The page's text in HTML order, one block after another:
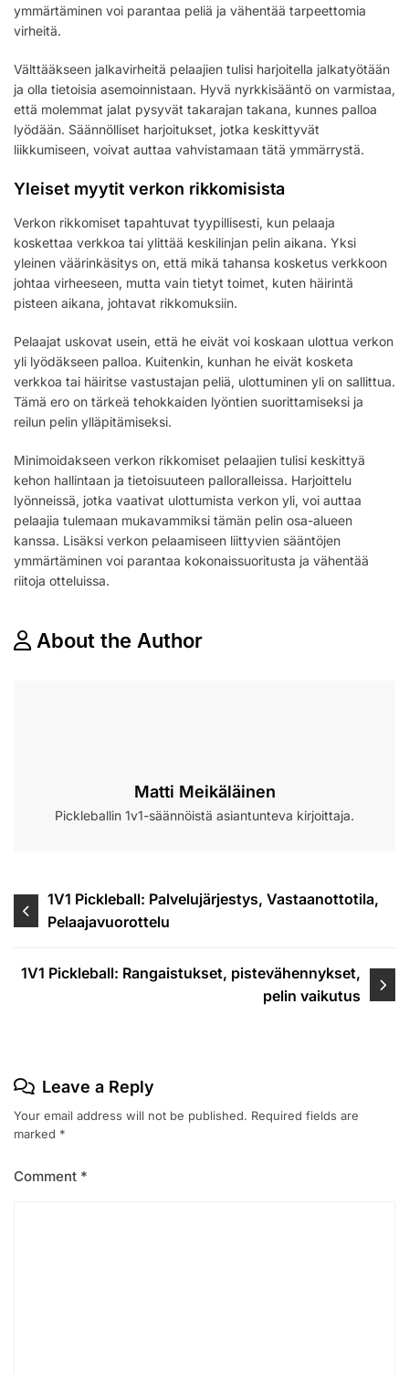
ymmärtäminen voi parantaa peliä ja vähentää tarpeettomia
virheitä.
Välttääkseen jalkavirheitä pelaajien tulisi harjoitella jalkatyötään
ja olla tietoisia asemoinnistaan. Hyvä nyrkkisääntö on varmistaa,
että molemmat jalat pysyvät takarajan takana, kunnes palloa
lyödään. Säännölliset harjoitukset, jotka keskittyvät
liikkumiseen, voivat auttaa vahvistamaan tätä ymmärrystä.
Yleiset myytit verkon rikkomisista
Verkon rikkomiset tapahtuvat tyypillisesti, kun pelaaja
koskettaa verkkoa tai ylittää keskilinjan pelin aikana. Yksi
yleinen väärinkäsitys on, että mikä tahansa kosketus verkkoon
johtaa virheeseen, mutta vain tietyt toimet, kuten häirintä
pisteen aikana, johtavat rikkomuksiin.
Pelaajat uskovat usein, että he eivät voi koskaan ulottua verkon
yli lyödäkseen palloa. Kuitenkin, kunhan he eivät kosketa
verkkoa tai häiritse vastustajan peliä, ulottuminen yli on sallittua.
Tämä ero on tärkeä tehokkaiden lyöntien suorittamiseksi ja
reilun pelin ylläpitämiseksi.
Minimoidakseen verkon rikkomiset pelaajien tulisi keskittyä
kehon hallintaan ja tietoisuuteen palloralleissa. Harjoittelu
lyönneissä, jotka vaativat ulottumista verkon yli, voi auttaa
pelaajia tulemaan mukavammiksi tämän pelin osa-alueen
kanssa. Lisäksi verkon pelaamiseen liittyvien sääntöjen
ymmärtäminen voi parantaa kokonaissuoritusta ja vähentää
riitoja otteluissa.
About the Author
Matti Meikäläinen
Pickleballin 1v1-säännöistä asiantunteva kirjoittaja.
Post
navigation
1V1 Pickleball: Palvelujärjestys, Vastaanottotila,
Pelaajavuorottelu
1V1 Pickleball: Rangaistukset, pistevähennykset,
pelin vaikutus
Leave a Reply
Your email address will not be published. Required fields are
marked *
Comment *